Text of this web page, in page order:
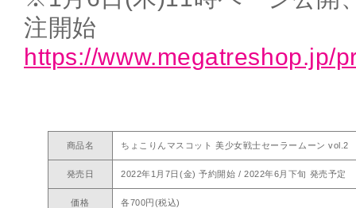
注開始
https://www.megatreshop.jp/
商品名 ちょこりんマスコット 美少女戦士セーラームーン vol.2
発売日 2022年1月7日(金) 予約開始 / 2022年6月下旬 発売予定
価格 各700円(税込)